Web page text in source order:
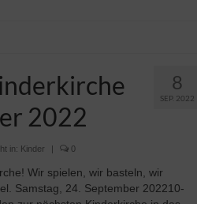
8
SEP. 2022
2022
in: Kinder | 0
Wir spielen, wir basteln, wir
Samstag, 24. September 202210-